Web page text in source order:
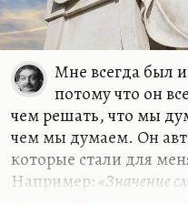
Мне всегда был
потому что он
чем решать, что мы
чем мы думаем. Он
которые стали для
Например:«Значение